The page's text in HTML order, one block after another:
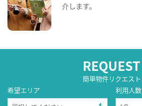
介します。
REQUEST
簡単物件リクエスト
希望エリア
利用人数